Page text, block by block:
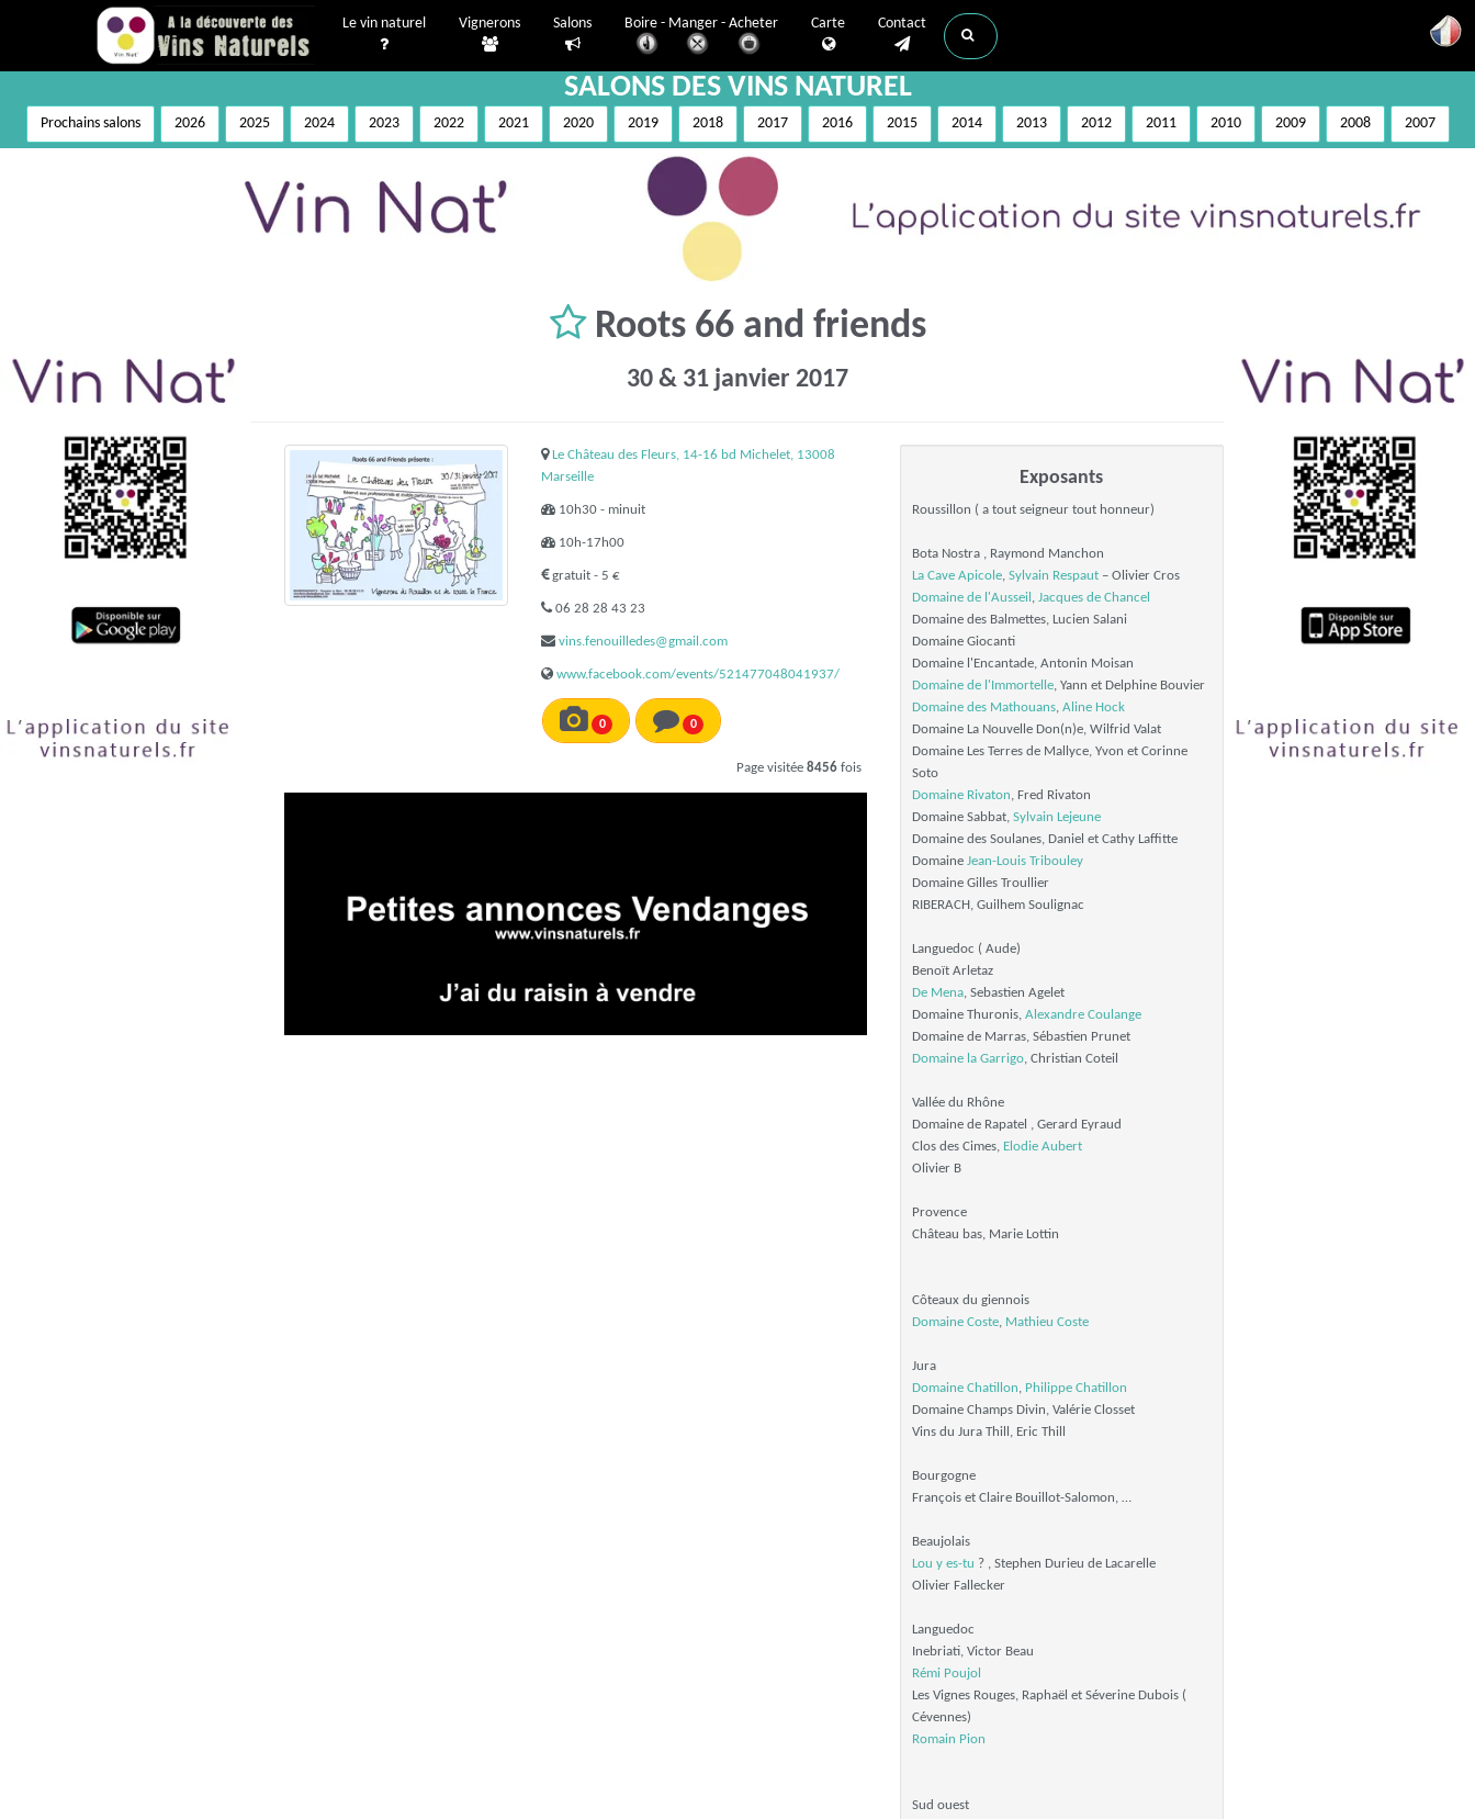
Le vin naturel Vignerons Salons Boire - Manger - Acheter Carte Contact
SALONS DES VINS NATUREL
Prochains salons 2026 2025 2024 2023 2022 2021 2020 2019 2018 2017 2016 2015 2014 2013 2012 2011 2010 2009 2008 2007
Roots 66 and friends
30 & 31 janvier 2017
Le Château des Fleurs, 14-16 bd Michelet, 13008
Marseille
10h30 - minuit
10h-17h00
gratuit - 5 €
06 28 28 43 23
vins.fenouilledes@gmail.com
www.facebook.com/events/521477048041937/
0 0
Page visitée 8456fois
Exposants
Roussillon ( a tout seigneur tout honneur)
Bota Nostra , Raymond Manchon
La Cave Apicole, Sylvain Respaut– Olivier Cros
Domaine de l'Ausseil , Jacques de Chancel
Domaine des Balmettes, Lucien Salani
Domaine Giocanti
Domaine l'Encantade, Antonin Moisan
Domaine de l'Immortelle, Yann et Delphine Bouvier
Domaine des Mathouans, Aline Hock
Domaine La Nouvelle Don(n)e, Wilfrid Valat
Domaine Les Terres de Mallyce, Yvon et Corinne
Soto
Domaine Rivaton, Fred Rivaton
Domaine Sabbat, Sylvain Lejeune
Domaine des Soulanes, Daniel et Cathy Laffitte
Domaine Jean-Louis Tribouley
Domaine Gilles Troullier
RIBERACH, Guilhem Soulignac
Languedoc ( Aude)
Benoït Arletaz
De Mena, Sebastien Agelet
Domaine Thuronis, Alexandre Coulange
Domaine de Marras, Sébastien Prunet
Domaine la Garrigo, Christian Coteil
Vallée du Rhône
Domaine de Rapatel , Gerard Eyraud
Clos des Cimes, Elodie Aubert
Olivier B
Provence
Château bas, Marie Lottin
Côteaux du giennois
Domaine Coste, Mathieu Coste
Jura
Domaine Chatillon, Philippe Chatillon
Domaine Champs Divin, Valérie Closset
Vins du Jura Thill, Eric Thill
Bourgogne
François et Claire Bouillot-Salomon, …
Beaujolais
Lou y es-tu ? , Stephen Durieu de Lacarelle
Olivier Fallecker
Languedoc
Inebriati, Victor Beau
Rémi Poujol
Les Vignes Rouges, Raphaël et Séverine Dubois (
Cévennes)
Romain Pion
Sud ouest